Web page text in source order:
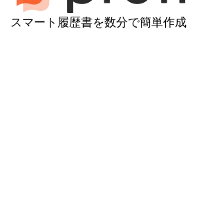
スマート履歴書を数分で簡単作成